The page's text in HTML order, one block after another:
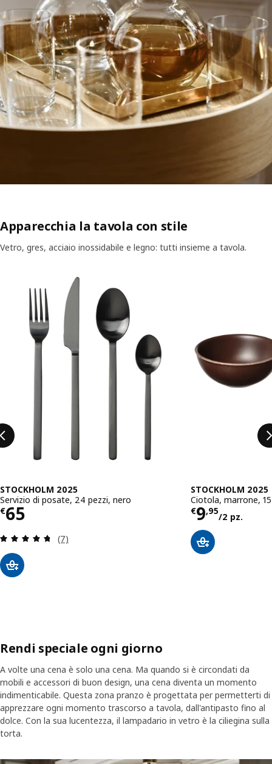
Apparecchia la tavola con stile
Vetro, gres, acciaio inossidabile e legno: tutti insieme a tavola.
STOCKHOLM 2025
Servizio di posate, 24 pezzi, nero
€65
Prezzo € 65
Recensione: 4.7 fuori da 5 stelle. Totale
(7)
STOCKHOLM 2025
Ciotola, marrone,
€9,95
/2 pz.
Prezzo €
Rendi speciale ogni giorno
A volte una cena è solo una cena. Ma quando si è circondati da
mobili e accessori di buon design, una cena diventa un momento
indimenticabile. Questa zona pranzo è progettata per permetterti di
apprezzare ogni momento trascorso a tavola, dall'antipasto fino al
dolce. Con la sua lucentezza, il lampadario in vetro è la ciliegina sulla
torta.